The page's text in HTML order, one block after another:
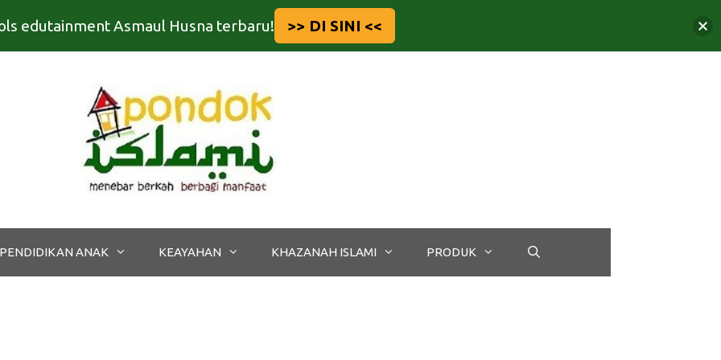
PENDIDIKAN ANAK KEAYAHAN KHAZANAH ISLAMI PRODUK
edutainment Asmaul Husna terbaru! >> DI SINI <<